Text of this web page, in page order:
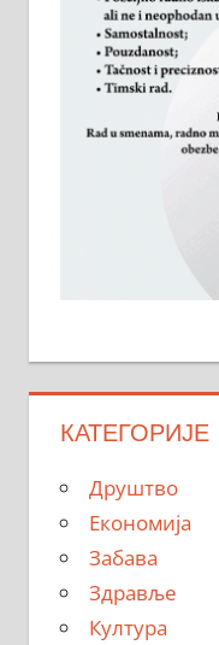
КАТЕГОРИЈЕ
Друштво
Економија
Забава
Здравље
Култура